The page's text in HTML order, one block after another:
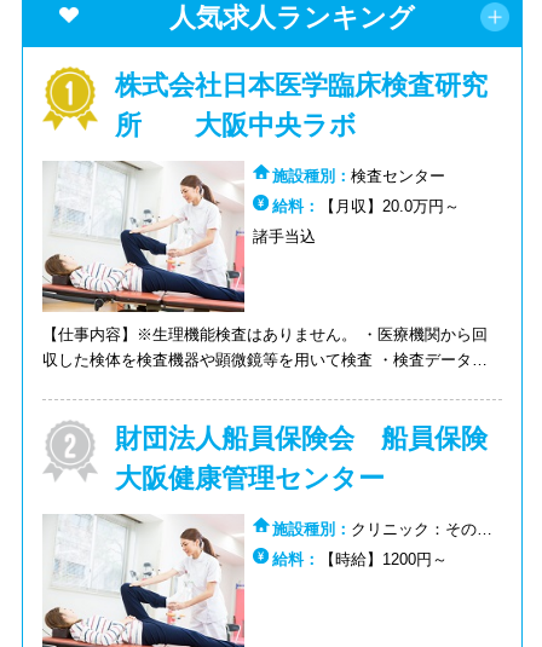
人気求人ランキング
株式会社日本医学臨床検査研究
所 大阪中央ラボ
施設種別：検査センター
給料：
【月収】20.0万円～
諸手当込
【仕事内容】※生理機能検査はありません。 ・医療機関から回
収した検体を検査機器や顕微鏡等を用いて検査 ・検査データを
沈渣・便・細菌・遺伝子
財団法人船員保険会 船員保険
大阪健康管理センター
施設種別： クリニック：その
他:クリニック：婦人科
給料： 【時給】1200円～